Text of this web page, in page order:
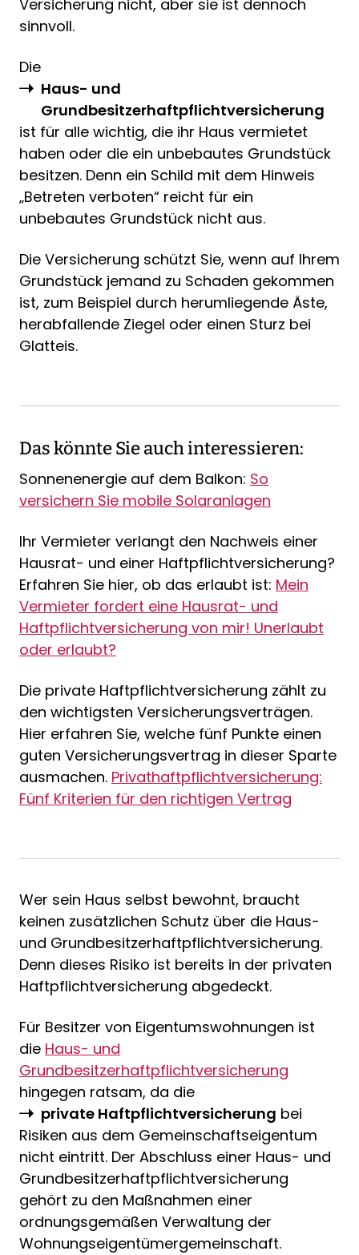
Versicherung nicht, aber sie ist dennoch
sinnvoll.
Die
Haus- und
Grundbesitzerhaftpflichtversicherung
ist für alle wichtig, die ihr Haus vermietet
haben oder die ein unbebautes Grundstück
besitzen. Denn ein Schild mit dem Hinweis
„Betreten verboten“ reicht für ein
unbebautes Grundstück nicht aus.
Die Versicherung schützt Sie, wenn auf Ihrem
Grundstück jemand zu Schaden gekommen
ist, zum Beispiel durch herumliegende Äste,
herabfallende Ziegel oder einen Sturz bei
Glatteis.
Das könnte Sie auch interessieren:
Sonnenenergie auf dem Balkon: So
versichern Sie mobile Solaranlagen
Ihr Vermieter verlangt den Nachweis einer
Hausrat- und einer Haftpflichtversicherung?
Erfahren Sie hier, ob das erlaubt ist: Mein
Vermieter fordert eine Hausrat- und
Haftpflichtversicherung von mir! Unerlaubt
oder erlaubt?
Die private Haftpflichtversicherung zählt zu
den wichtigsten Versicherungsverträgen.
Hier erfahren Sie, welche fünf Punkte einen
guten Versicherungsvertrag in dieser Sparte
ausmachen. Privathaftpflichtversicherung:
Fünf Kriterien für den richtigen Vertrag
Wer sein Haus selbst bewohnt, braucht
keinen zusätzlichen Schutz über die Haus-
und Grundbesitzerhaftpflichtversicherung.
Denn dieses Risiko ist bereits in der privaten
Haftpflichtversicherung abgedeckt.
Für Besitzer von Eigentumswohnungen ist
die Haus- und
Grundbesitzerhaftpflichtversicherung
hingegen ratsam, da die
private Haftpflichtversicherung bei
Risiken aus dem Gemeinschaftseigentum
nicht eintritt. Der Abschluss einer Haus- und
Grundbesitzerhaftpflichtversicherung
gehört zu den Maßnahmen einer
ordnungsgemäßen Verwaltung der
Wohnungseigentümergemeinschaft.